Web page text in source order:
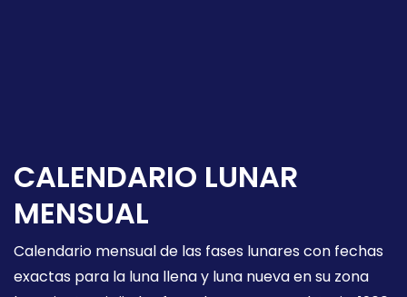
CALENDARIO LUNAR
MENSUAL
Calendario mensual de las fases lunares con fechas
exactas para la luna llena y luna nueva en su zona